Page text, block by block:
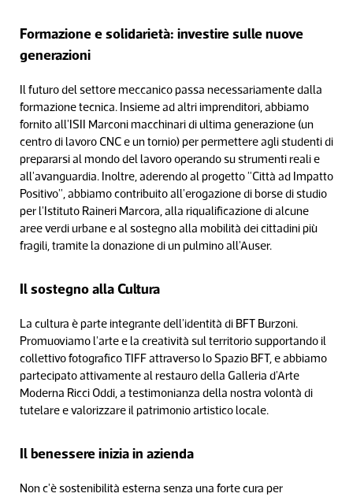
Formazione e solidarietà: investire sulle nuove
generazioni
Il futuro del settore meccanico passa necessariamente dalla
formazione tecnica. Insieme ad altri imprenditori, abbiamo
fornito all'ISII Marconi macchinari di ultima generazione (un
centro di lavoro CNC e un tornio) per permettere agli studenti di
prepararsi al mondo del lavoro operando su strumenti reali e
all'avanguardia. Inoltre, aderendo al progetto "Città ad Impatto
Positivo", abbiamo contribuito all'erogazione di borse di studio
per l'Istituto Raineri Marcora, alla riqualificazione di alcune
aree verdi urbane e al sostegno alla mobilità dei cittadini più
fragili, tramite la donazione di un pulmino all'Auser.
Il sostegno alla Cultura
La cultura è parte integrante dell'identità di BFT Burzoni.
Promuoviamo l'arte e la creatività sul territorio supportando il
collettivo fotografico TIFF attraverso lo Spazio BFT, e abbiamo
partecipato attivamente al restauro della Galleria d'Arte
Moderna Ricci Oddi, a testimonianza della nostra volontà di
tutelare e valorizzare il patrimonio artistico locale.
Il benessere inizia in azienda
Non c'è sostenibilità esterna senza una forte cura per